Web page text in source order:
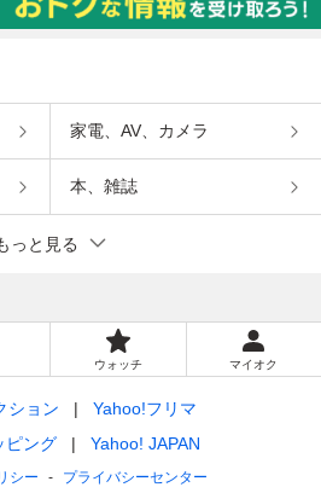
家電、AV、カメラ
本、雑誌
っと見る
ウォッチ マイオク
ション
Yahoo!フリマ
ピング
Yahoo! JAPAN
シー プライバシーセンター